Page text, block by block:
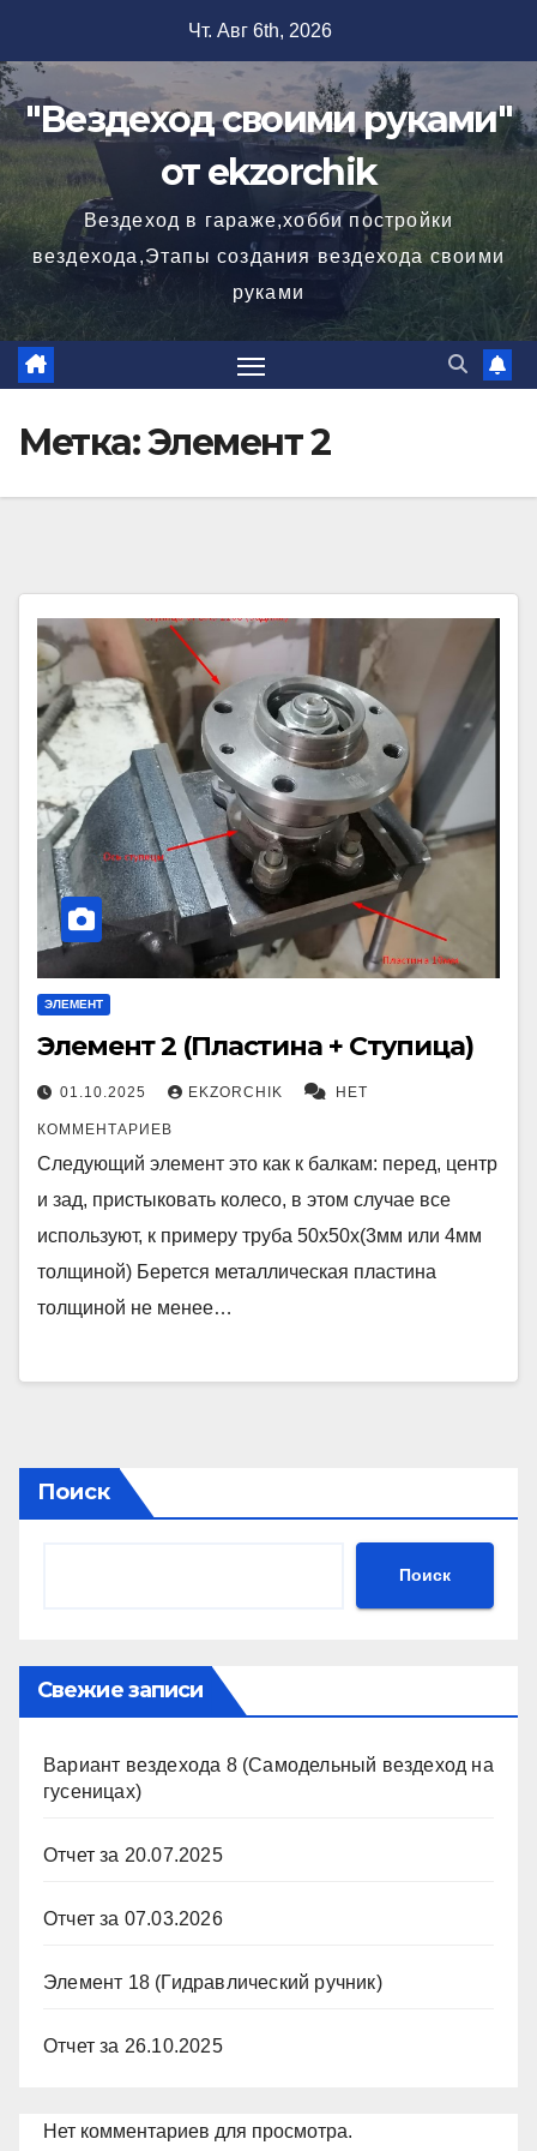
содержимому
Чт. Авг 6th, 2026
"Вездеход своими руками"
от ekzorchik
Вездеход в гараже,хобби постройки
вездехода,Этапы создания вездехода своими
руками
Метка:Элемент 2
ЭЛЕМЕНТ
Элемент 2 (Пластина + Ступица)
01.10.2025 EKZORCHIK НЕТ
КОММЕНТАРИЕВ
Следующий элемент это как к балкам: перед, центр
и зад, пристыковать колесо, в этом случае все
используют, к примеру труба 50x50x(3мм или 4мм
толщиной) Берется металлическая пластина
толщиной не менее…
Поиск
Поиск
Свежие записи
Вариант вездехода 8 (Самодельный вездеход на
гусеницах)
Отчет за 20.07.2025
Отчет за 07.03.2026
Элемент 18 (Гидравлический ручник)
Отчет за 26.10.2025
Нет комментариев для просмотра.